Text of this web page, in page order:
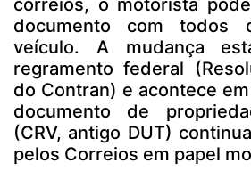
correios, o motorista
documento com todos
veículo. A mudança
regramento federal
do Contran) e acontece
documento de
(CRV, antigo DUT)
pelos Correios em papel